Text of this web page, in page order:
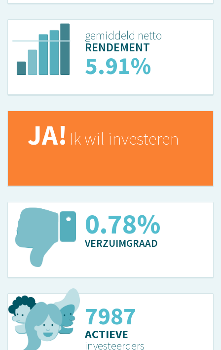
gemiddeld netto
RENDEMENT
5.91%
JA! Ik wil investeren
0.78%
VERZUIMGRAAD
7987
ACTIEVE
investeerders